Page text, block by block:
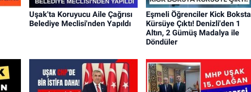
Uşak'ta Koruyucu Aile Çağrısı
Belediye Meclisi'nden Yapıldı
Eşmeli Öğrenciler Kick Boksta
Kürsüye Çıktı! Denizli'den 1
Altın, 2 Gümüş Madalya ile
Döndüler